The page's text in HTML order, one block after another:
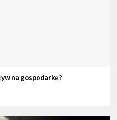
na gospodarkę?